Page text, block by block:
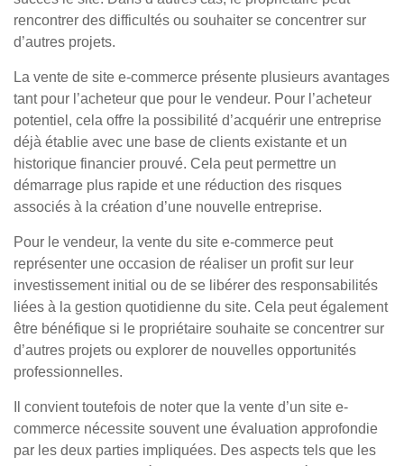
rencontrer des difficultés ou souhaiter se concentrer sur
d’autres projets.
La vente de site e-commerce présente plusieurs avantages
tant pour l’acheteur que pour le vendeur. Pour l’acheteur
potentiel, cela offre la possibilité d’acquérir une entreprise
déjà établie avec une base de clients existante et un
historique financier prouvé. Cela peut permettre un
démarrage plus rapide et une réduction des risques
associés à la création d’une nouvelle entreprise.
Pour le vendeur, la vente du site e-commerce peut
représenter une occasion de réaliser un profit sur leur
investissement initial ou de se libérer des responsabilités
liées à la gestion quotidienne du site. Cela peut également
être bénéfique si le propriétaire souhaite se concentrer sur
d’autres projets ou explorer de nouvelles opportunités
professionnelles.
Il convient toutefois de noter que la vente d’un site e-
commerce nécessite souvent une évaluation approfondie
par les deux parties impliquées. Des aspects tels que les